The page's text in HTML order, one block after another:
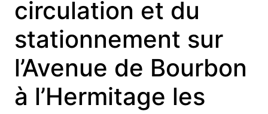
circulation et du
stationnement sur
l’Avenue de Bourbon
à l’Hermitage les